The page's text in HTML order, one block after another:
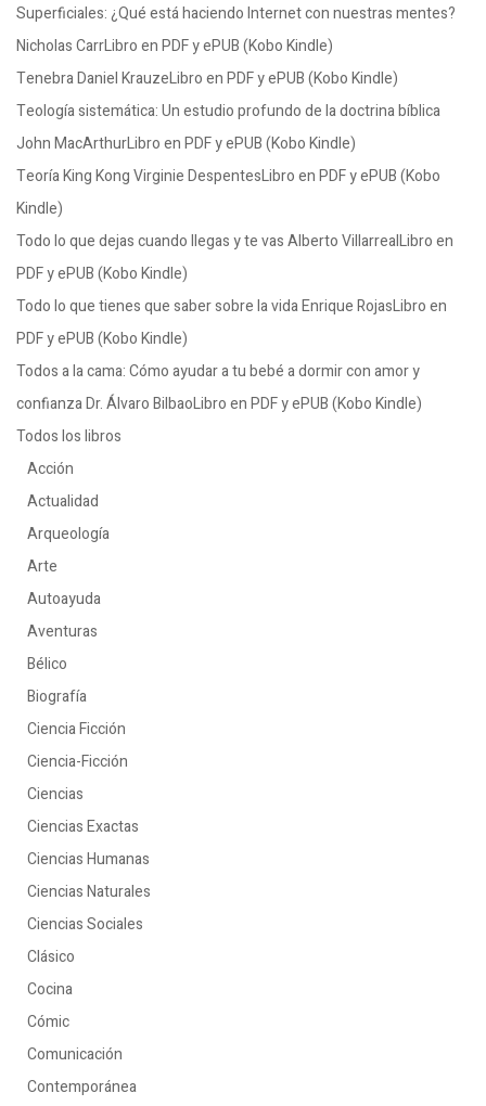
Superficiales: ¿Qué está haciendo Internet con nuestras mentes?
Nicholas CarrLibro en PDF y ePUB (Kobo Kindle)
Tenebra Daniel KrauzeLibro en PDF y ePUB (Kobo Kindle)
Teología sistemática: Un estudio profundo de la doctrina bíblica
John MacArthurLibro en PDF y ePUB (Kobo Kindle)
Teoría King Kong Virginie DespentesLibro en PDF y ePUB (Kobo
Kindle)
Todo lo que dejas cuando llegas y te vas Alberto VillarrealLibro en
PDF y ePUB (Kobo Kindle)
Todo lo que tienes que saber sobre la vida Enrique RojasLibro en
PDF y ePUB (Kobo Kindle)
Todos a la cama: Cómo ayudar a tu bebé a dormir con amor y
confianza Dr. Álvaro BilbaoLibro en PDF y ePUB (Kobo Kindle)
Todos los libros
Acción
Actualidad
Arqueología
Arte
Autoayuda
Aventuras
Bélico
Biografía
Ciencia Ficción
Ciencia-Ficción
Ciencias
Ciencias Exactas
Ciencias Humanas
Ciencias Naturales
Ciencias Sociales
Clásico
Cocina
Cómic
Comunicación
Contemporánea